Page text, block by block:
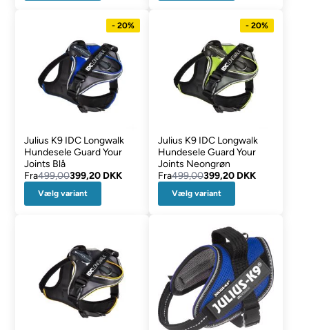
- 20%
Julius K9 IDC Longwalk
Hundesele Guard Your
Joints Blå
Fra499,00399,20 DKK
Vælg variant
- 20%
Julius K9 IDC Longwalk
Hundesele Guard Your
Joints Neongrøn
Fra499,00399,20 DKK
Vælg variant